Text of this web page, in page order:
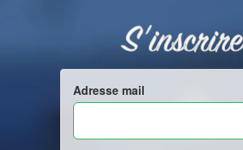
S'inscrire
Adresse mail